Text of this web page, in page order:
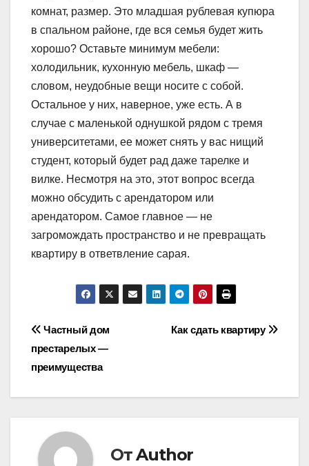
комнат, размер. Это младшая рублевая купюра
в спальном районе, где вся семья будет жить
хорошо? Оставьте минимум мебели:
холодильник, кухонную мебель, шкаф —
словом, неудобные вещи носите с собой.
Остальное у них, наверное, уже есть. А в
случае с маленькой однушкой рядом с тремя
университетами, ее может снять у вас нищий
студент, который будет рад даже тарелке и
вилке. Несмотря на это, этот вопрос всегда
можно обсудить с арендатором или
арендатором. Самое главное — не
загромождать пространство и не превращать
квартиру в ответвление сарая.
Навигация
по
записям
Как сдать квартиру
Частный дом
престарелых —
преимущества
ОтAuthor